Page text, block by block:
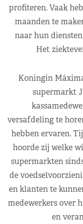
profiteren. Vaak
maanden te
naar hun
Het
Koningin
supermarkt
versafdeling te
hebben ervaren.
hoorde zij welke
supermarkten
de
en klanten te
medewerkers over
en